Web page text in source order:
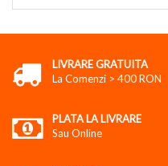
LIVRARE GRATUITA
La Comenzi > 400 RON
PLATA LA LIVRARE
Sau Online